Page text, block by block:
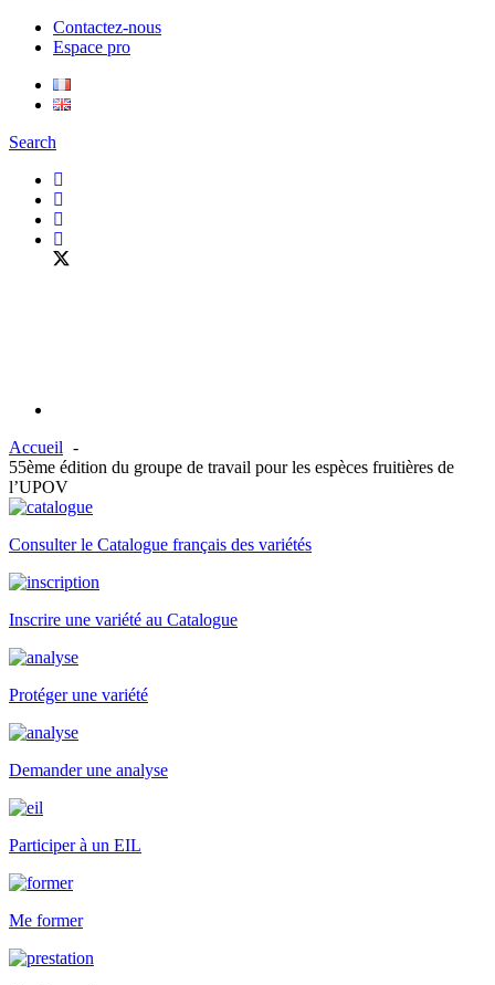
Contactez-nous
Espace pro
Search
Accueil
55ème édition du groupe de travail pour les espèces fruitières de
l’UPOV
Consulter le Catalogue français des variétés
Inscrire une variété au Catalogue
Protéger une variété
Demander une analyse
Participer à un EIL
Me former